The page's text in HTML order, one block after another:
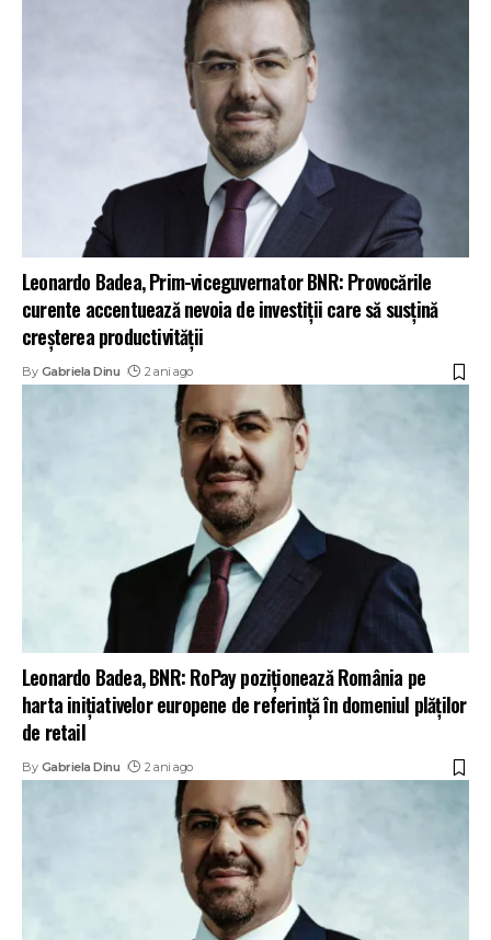
Leonardo Badea, Prim-viceguvernator BNR: Provocările
curente accentuează nevoia de investiții care să susțină
creșterea productivității
By Gabriela Dinu 2 ani ago
Leonardo Badea, BNR: RoPay poziționează România pe
harta inițiativelor europene de referință în domeniul plăților
de retail
By Gabriela Dinu 2 ani ago